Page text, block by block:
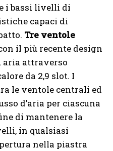
i bassi livelli di
capaci di
Tre ventole
il più recente design
aria attraverso
da 2,9 slot. I
le ventole centrali ed
d’aria per ciascuna
di mantenere la
in qualsiasi
nella piastra